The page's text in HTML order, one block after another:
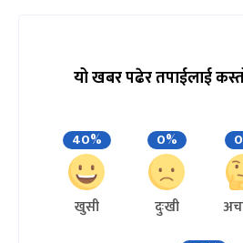
यो खबर पढेर तपाईलाई
40%
खुसी
0%
दुःखी